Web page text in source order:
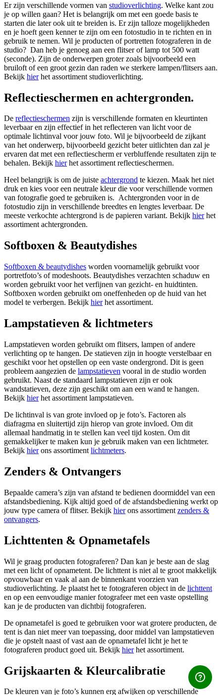
Er zijn verschillende vormen van studioverlichting. Welke kant zou
je op willen gaan? Het is belangrijk om met een goede basis te
starten die later ook uit te breiden is. Er zijn talloze mogelijkheden
en je hoeft geen kenner te zijn om een fotostudio in te richten en in
gebruik te nemen. Wil je producten of portretten fotograferen in de
studio? Dan heb je genoeg aan een flitser of lamp tot 500 watt
(seconde). Zijn de onderwerpen groter zoals bijvoorbeeld een
bruiloft of een groot gezin dan raden we sterkere lampen/flitsers aan.
Bekijk hierhet assortiment studioverlichting.
Reflectieschermen en achtergronden.
De reflectieschermen zijn is verschillende formaten en kleurtinten
leverbaar en zijn effectief in het reflecteren van licht voor de
optimale lichtinval voor jouw foto. Wil je bijvoorbeeld de zijkant
van het onderwerp, bijvoorbeeld gezicht beter uitlichten dan zal je
ervaren dat met een reflectiescherm er verbluffende resultaten zijn te
behalen. Bekijk hierhet assortiment reflectieschermen.
Heel belangrijk is om de juiste achtergrond te kiezen. Maak het niet
druk en kies voor een neutrale kleur die voor verschillende vormen
van fotografie goed te gebruiken is. Achtergronden voor in de
fotostudio zijn in verschillende breedtes en lengtes leverbaar. De
meeste verkochte achtergrond is de papieren variant. Bekijk hierhet
assortiment achtergronden.
Softboxen & Beautydishes
Softboxen & beautydishes worden voornamelijk gebruikt voor
portretfoto’s of modeshoots. Beautydishes verzachten schaduw en
worden gebruikt voor het verfijnen van gezicht- en huidtinten.
Softboxen worden gebruikt om oneffenheden op de huid van het
model te verbergen. Bekijk hierhet assortiment.
Lampstatieven & lichtmeters
Lampstatieven worden gebruikt om flitsers, lampen of andere
verlichting op te hangen. De statieven zijn in hoogte verstelbaar en
geschikt voor het opstellen op een vaste ondergrond. Dit is geen
probleem aangezien de lampstatieven vooral in de studio worden
gebruikt. Naast de standaard lampstatieven zijn er ook
wandstatieven, deze zijn geschikt om aan een wand te hangen.
Bekijk hierhet assortiment lampstatieven.
De lichtinval is van grote invloed op je foto’s. Factoren als
diafragma en sluitertijd zijn hierop van grote invloed. Om dit
allemaal handmatig in te stellen kan veel tijd kosten. Om dit
gemakkelijker te maken kun je gebruik maken van een lichtmeter.
Bekijk hierons assortiment lichtmeters.
Zenders & Ontvangers
Bepaalde camera’s zijn van afstand te bedienen doormiddel van een
afstandsbediening. Kijk altijd goed of de afstandsbediening werkt op
jouw type camera of flitser. Bekijk hierons assortiment zenders &
ontvangers.
Lichttenten & Opnametafels
Wil je graag producten fotograferen? Dan kan je beste aan de slag
met een licht of opnametent. De lichttent is niet al te groot makkelijk
opvouwbaar en vaak al aan de binnenkant voorzien van
studioverlichting. Je plaatst het te fotograferen object in de lichttent
en op een eenvoudige manier fotografeer met een vaste opstelling
kan je de producten van dichtbij fotograferen.
De opnametafel is goed te gebruiken voor wat grotere producten, de
tent is dan niet meer van toepassing, door middel van lampstatieven
die je opstelt naast of vast aan de opnametafel licht je het te
fotograferen product goed uit. Bekijk hierhet assortiment.
Grijskaarten & Kleurcalibratie
De kleuren van je foto’s kunnen erg afwijken op verschillende